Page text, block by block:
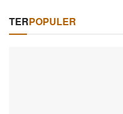
TERPOPULER